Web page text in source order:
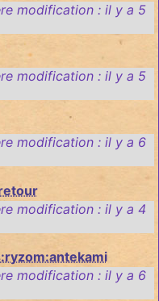
modification : il y a 5
modification : il y a 5
modification : il y a 6
modification : il y a 4
modification : il y a 6